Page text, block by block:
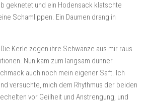
geknetet und ein Hodensack klatschte
Schamlippen. Ein Daumen drang in
Die Kerle zogen ihre Schwänze aus mir raus
Nun kam zum langsam dünner
auch noch mein eigener Saft. Ich
versuchte, mich dem Rhythmus der beiden
vor Geilheit und Anstrengung, und